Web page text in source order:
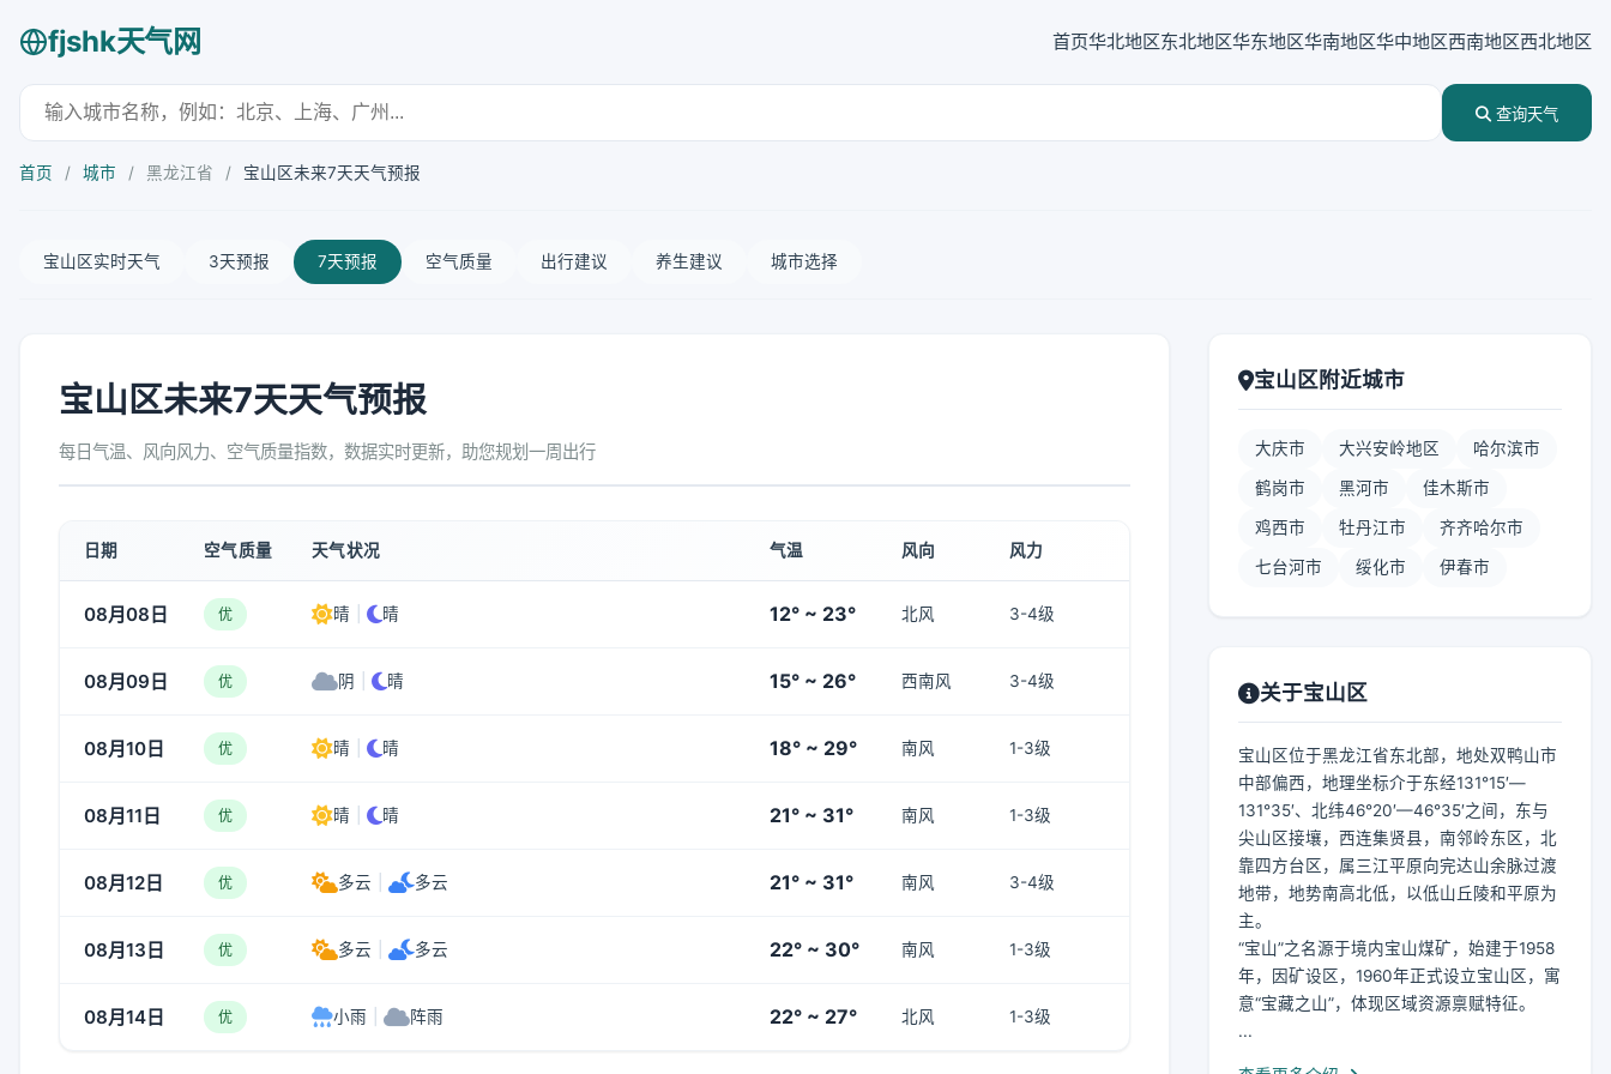
fjshk天气网 首页华北地区东北地区华东地区华南地区华中地区西南地区西北地区
查询天气
首页 / 城市 / 黑龙江省 / 宝山区未来7天天气预报
宝山区实时天气 3天预报 7天预报 空气质量 出行建议 养生建议 城市选择
宝山区未来7天天气预报
每日气温、风向风力、空气质量指数，数据实时更新，助您规划一周出行
日期 空气质量 天气状况 气温 风向 风力
08月08日 优 晴 晴 12° ~ 23° 北风 3-4级
08月09日 优 阴 晴 15° ~ 26° 西南风 3-4级
08月10日 优 晴 晴 18° ~ 29° 南风 1-3级
08月11日 优 晴 晴 21° ~ 31° 南风 1-3级
08月12日 优 多云 多云 21° ~ 31° 南风 3-4级
08月13日 优 多云 多云 22° ~ 30° 南风 1-3级
08月14日 优 小雨 阵雨 22° ~ 27° 北风 1-3级
宝山区附近城市
大庆市 大兴安岭地区 哈尔滨市
鹤岗市 黑河市 佳木斯市
鸡西市 牡丹江市 齐齐哈尔市
七台河市 绥化市 伊春市
关于宝山区
宝山区位于黑龙江省东北部，地处双鸭山市
中部偏西，地理坐标介于东经131°15′—
131°35′、北纬46°20′—46°35′之间，东与
尖山区接壤，西连集贤县，南邻岭东区，北
靠四方台区，属三江平原向完达山余脉过渡
地带，地势南高北低，以低山丘陵和平原为
主。
“宝山”之名源于境内宝山煤矿，始建于1958
年，因矿设区，1960年正式设立宝山区，寓
意“宝藏之山”，体现区域资源禀赋特征。
...